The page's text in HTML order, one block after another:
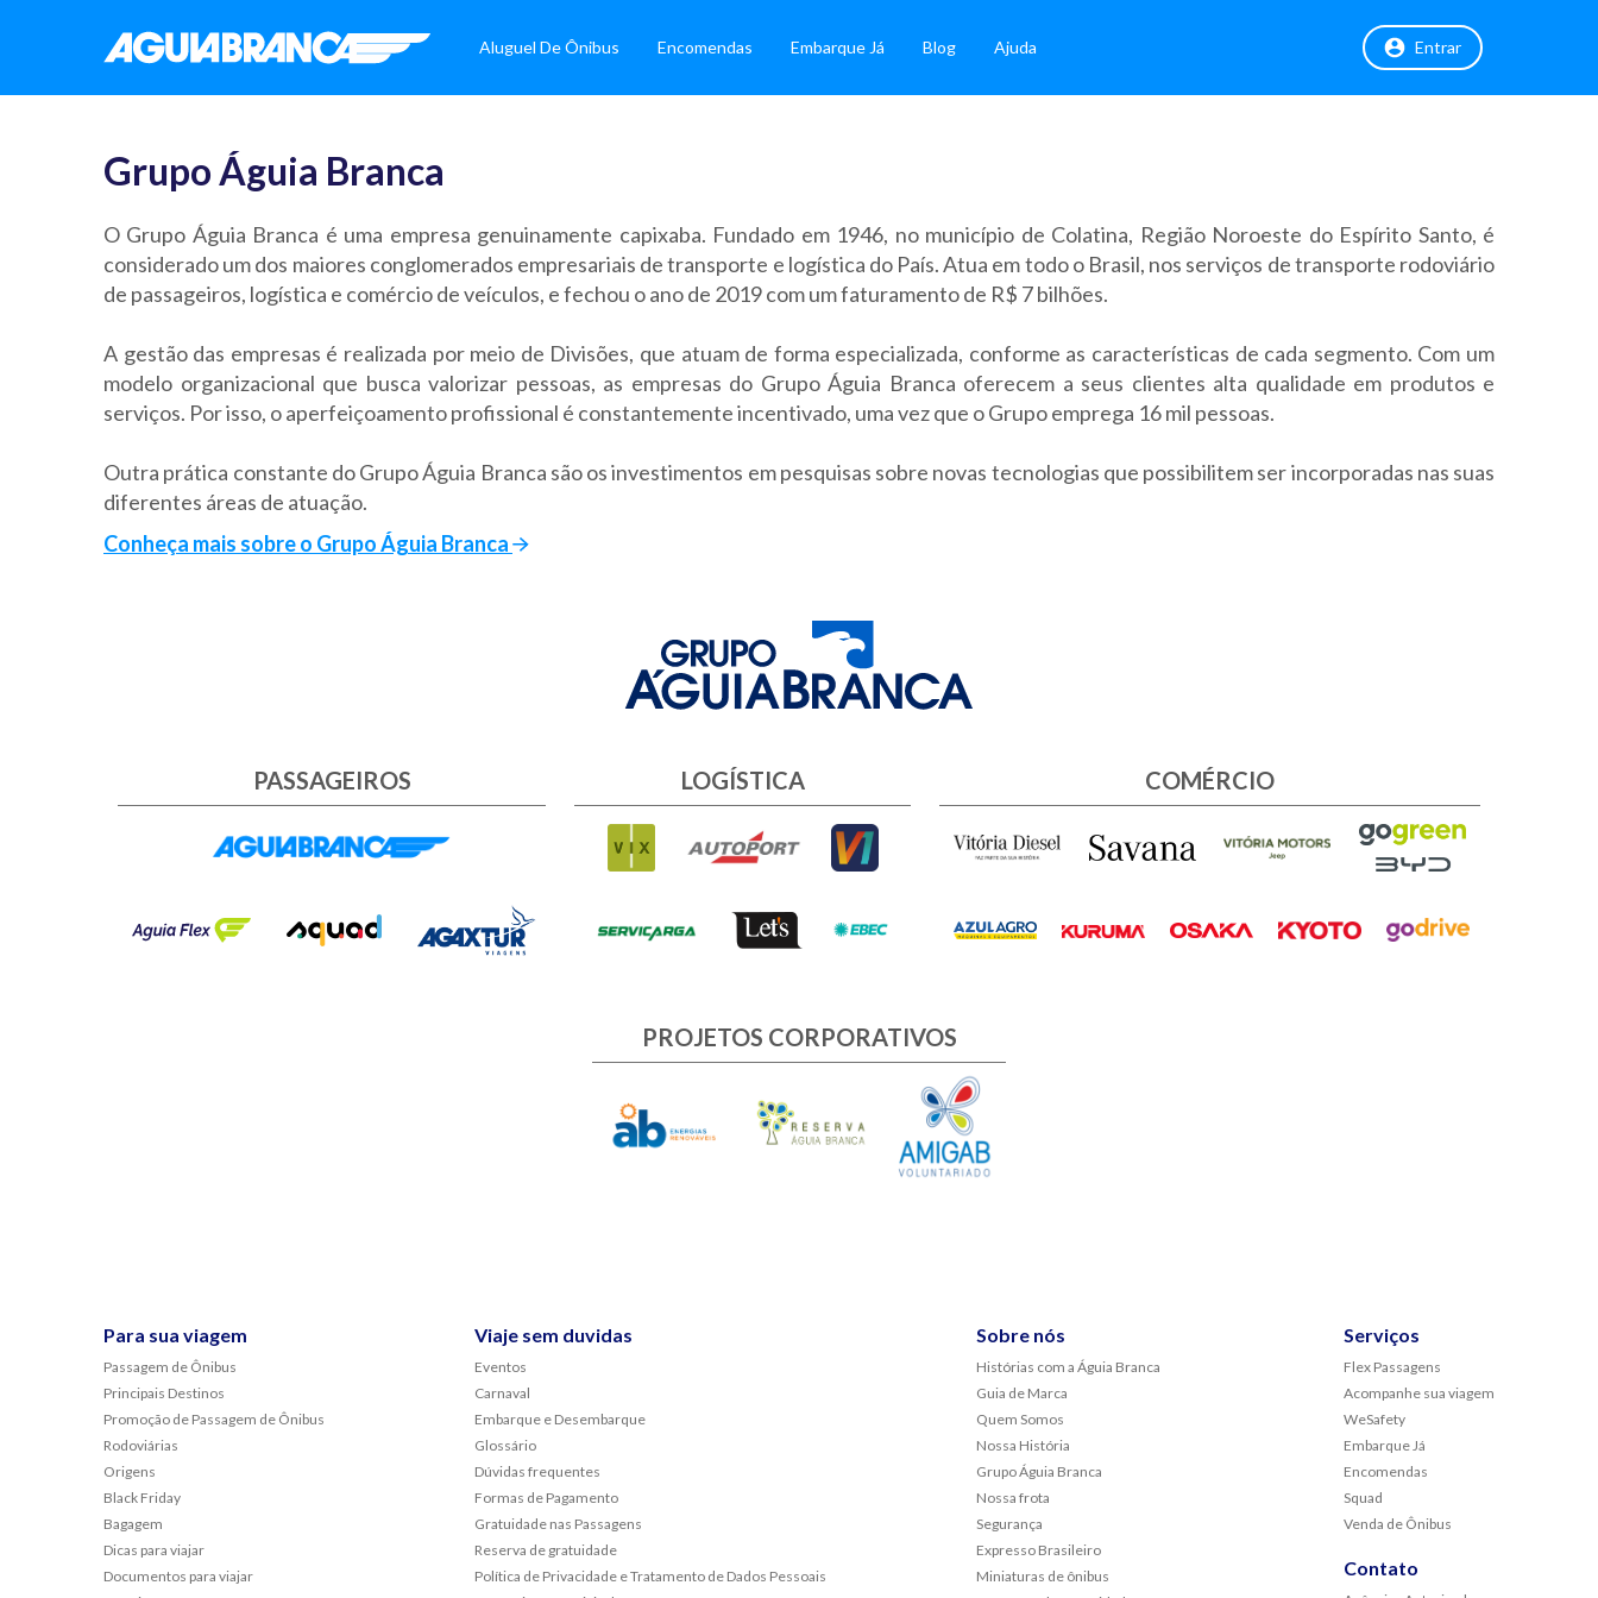
Aluguel De Ônibus Encomendas Embarque Já Blog Ajuda Entrar
Grupo Águia Branca
O Grupo Águia Branca é uma empresa genuinamente capixaba. Fundado em 1946, no município de Colatina, Região Noroeste do Espírito Santo, é
considerado um dos maiores conglomerados empresariais de transporte e logística do País. Atua em todo o Brasil, nos serviços de transporte rodoviário
de passageiros, logística e comércio de veículos, e fechou o ano de 2019 com um faturamento de R$ 7 bilhões.
A gestão das empresas é realizada por meio de Divisões, que atuam de forma especializada, conforme as características de cada segmento. Com um
modelo organizacional que busca valorizar pessoas, as empresas do Grupo Águia Branca oferecem a seus clientes alta qualidade em produtos e
serviços. Por isso, o aperfeiçoamento profissional é constantemente incentivado, uma vez que o Grupo emprega 16 mil pessoas.
Outra prática constante do Grupo Águia Branca são os investimentos em pesquisas sobre novas tecnologias que possibilitem ser incorporadas nas suas
diferentes áreas de atuação.
Conheça mais sobre o Grupo Águia Branca
PASSAGEIROS LOGÍSTICA COMÉRCIO
PROJETOS CORPORATIVOS
Para sua viagem
Passagem de Ônibus
Principais Destinos
Promoção de Passagem de Ônibus
Rodoviárias
Origens
Black Friday
Bagagem
Dicas para viajar
Documentos para viajar
Viaje sem duvidas
Eventos
Carnaval
Embarque e Desembarque
Glossário
Dúvidas frequentes
Formas de Pagamento
Gratuidade nas Passagens
Reserva de gratuidade
Política de Privacidade e Tratamento de Dados Pessoais
Sobre nós
Histórias com a Águia Branca
Guia de Marca
Quem Somos
Nossa História
Grupo Águia Branca
Nossa frota
Segurança
Expresso Brasileiro
Miniaturas de ônibus
Serviços
Flex Passagens
Acompanhe sua viagem
WeSafety
Embarque Já
Encomendas
Squad
Venda de Ônibus
Contato